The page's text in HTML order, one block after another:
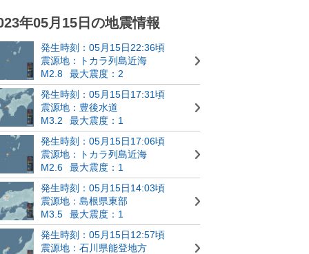
年05月15日の地震情報
発生時刻：05月15日22:36頃
震源地：トカラ列島近海
M2.8
最大震度：2
発生時刻：05月15日17:31頃
震源地：豊後水道
M3.2
最大震度：1
発生時刻：05月15日17:06頃
震源地：トカラ列島近海
M2.6
最大震度：1
発生時刻：05月15日14:03頃
震源地：島根県東部
M3.5
最大震度：1
発生時刻：05月15日12:57頃
震源地：石川県能登地方